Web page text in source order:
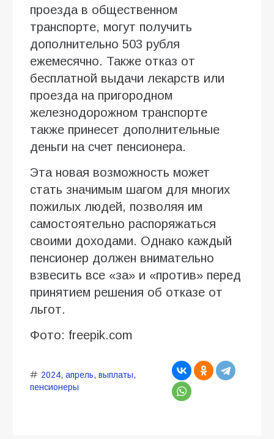
проезда в общественном
транспорте, могут получить
дополнительно 503 рубля
ежемесячно. Также отказ от
бесплатной выдачи лекарств или
проезда на пригородном
железнодорожном транспорте
также принесет дополнительные
деньги на счет пенсионера.
Эта новая возможность может
стать значимым шагом для многих
пожилых людей, позволяя им
самостоятельно распоряжаться
своими доходами. Однако каждый
пенсионер должен внимательно
взвесить все «за» и «против» перед
принятием решения об отказе от
льгот.
Фото: freepik.com
2024, апрель, выплаты,
пенсионеры